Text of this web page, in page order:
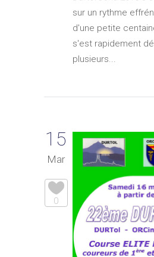
sur un rythme
d'une petite
s'est rapidement
plusieurs...
15
Mar
0